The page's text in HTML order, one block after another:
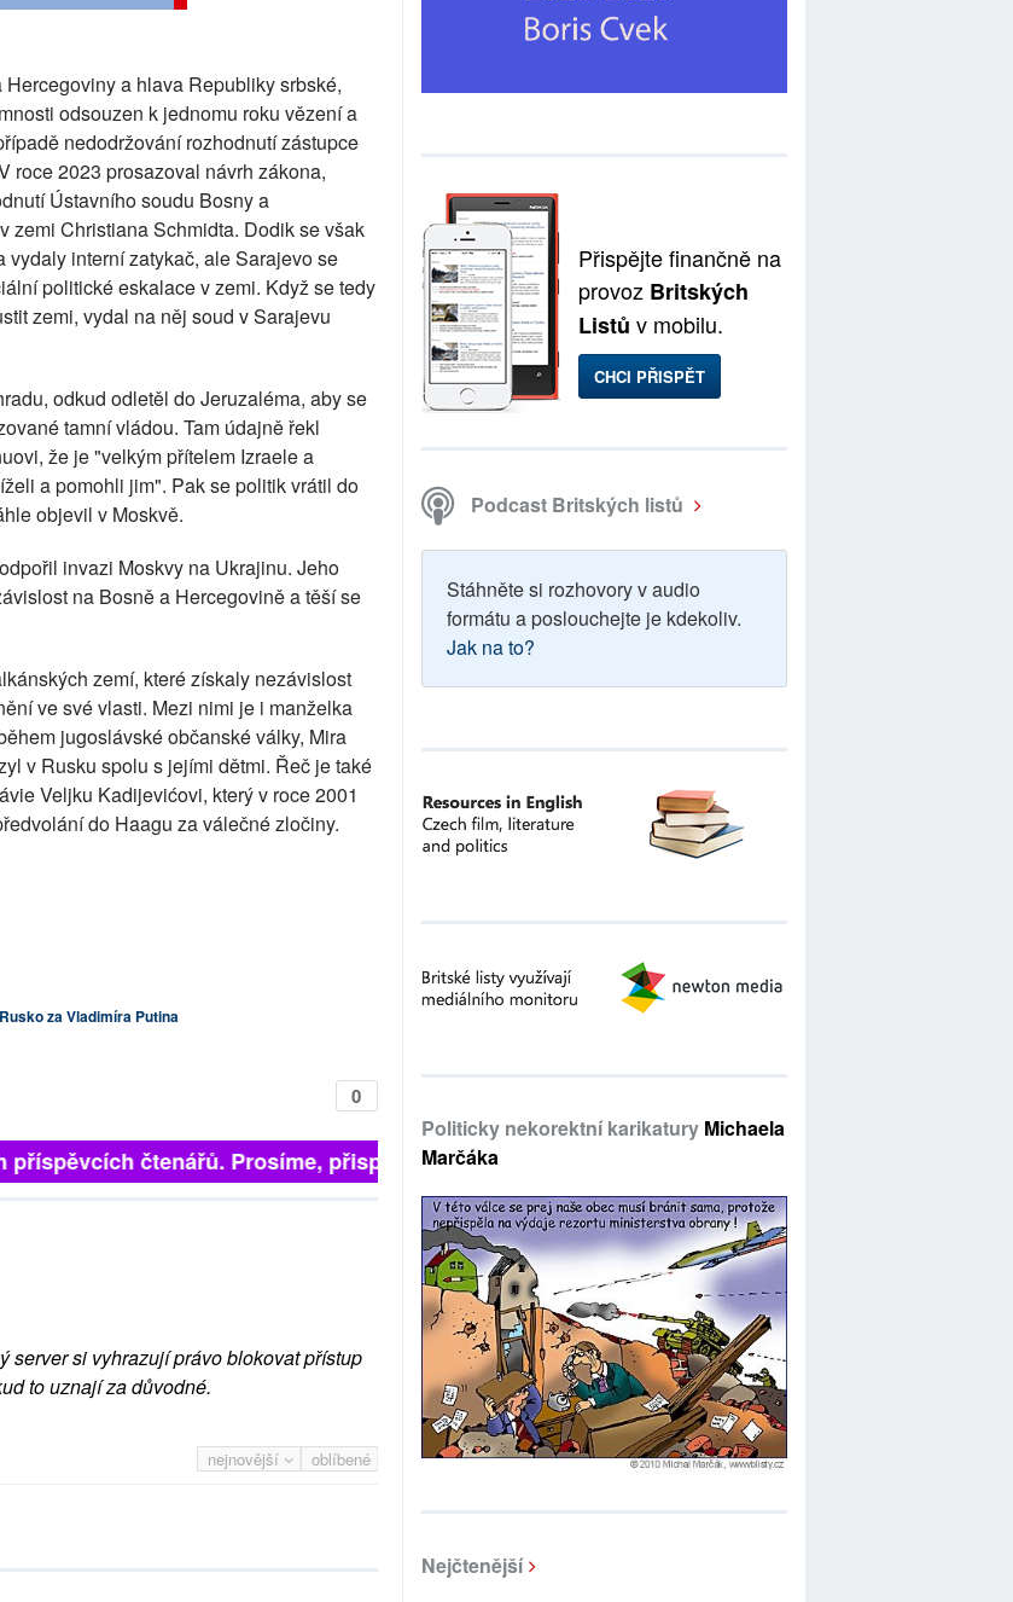
a hlava Republiky srbské,
odsouzen k jednomu roku vězení a
nedodržování rozhodnutí zástupce
roce 2023 prosazoval návrh zákona,
Ústavního soudu Bosny a
zemi Christiana Schmidta. Dodik se však
interní zatykač, ale Sarajevo se
politické eskalace v zemi. Když se tedy
zemi, vydal na něj soud v Sarajevu
odkud odletěl do Jeruzaléma, aby se
tamní vládou. Tam údajně řekl
že je "velkým přítelem Izraele a
a pomohli jim". Pak se politik vrátil do
objevil v Moskvě.
invazi Moskvy na Ukrajinu. Jeho
na Bosně a Hercegovině a těší se
zemí, které získaly nezávislost
ve své vlasti. Mezi nimi je i manželka
jugoslávské občanské války, Mira
v Rusku spolu s jejími dětmi. Řeč je také
Veljku Kadijevićovi, který v roce 2001
do Haagu za válečné zločiny.
Rusko za Vladimíra Putina
0
příspěvcích čtenářů. Prosíme, přispějte. ➥
server si vyhrazují právo blokovat přístup
to uznají za důvodné.
nejnovější oblíbené
Přispějte finančně na
provoz Britských
Listů v mobilu.
CHCI PŘISPĚT
Podcast Britských listů
Stáhněte si rozhovory v audio
formátu a poslouchejte je kdekoliv.
Jak na to?
Politicky nekorektní karikatury Michaela
Marčáka
Nejčtenější